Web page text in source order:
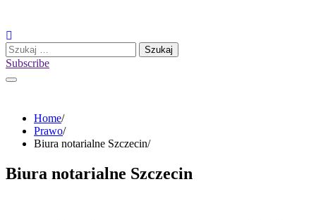
content
Szukaj:
Subscribe
Home
Prawo
Biura notarialne Szczecin
Biura notarialne Szczecin